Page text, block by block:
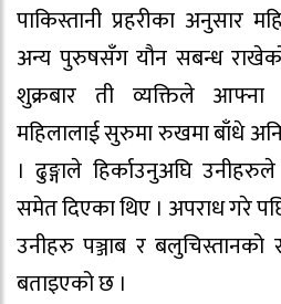
पाकिस्तानी प्रहरीका अनुसार
अन्य पुरुषसँग यौन सबन्ध
शुक्रबार ती व्यक्तिले
महिलालाई सुरुमा रुखमा बाँधे अनि
। ढुङ्गाले हिर्काउनुअघि
समेत दिएका थिए । अपराध गरे
उनीहरु पञ्जाब र बलुचिस्तानको
बताइएको छ ।